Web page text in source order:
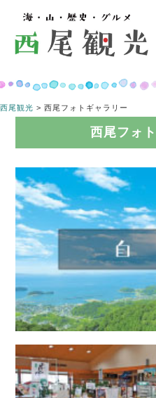
コンテンツへスキップ
西尾観光 > 西尾フォトギャラリー
西尾フォ